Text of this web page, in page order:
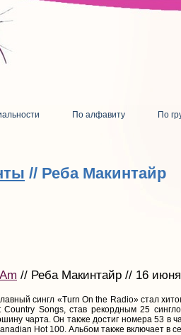
По алфавиту
По
// Реба Макинтайр
// Реба Макинтайр // 16
сингл «Turn On the Radio» стал
Country Songs, став рекордным 25
чарта. Он также достиг номера 53 в
Hot 100. Альбом также включает в